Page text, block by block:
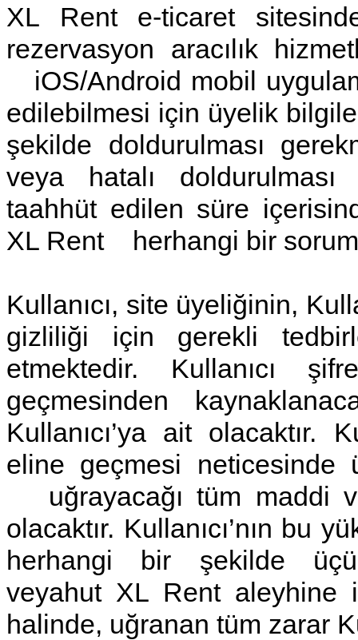
XL Rent e-ticaret
rezervasyon aracılık
iOS/Android mobil
edilebilmesi için üyelik
şekilde doldurulması
veya hatalı doldurulması
taahhüt edilen süre
XL Rent herhangi bir
Kullanıcı, site üyeliğinin,
gizliliği için gerekli
etmektedir. Kullanıcı
geçmesinden
Kullanıcı’ya ait olacaktır.
eline geçmesi neticesinde
uğrayacağı tüm maddi
olacaktır. Kullanıcı’nın bu
herhangi bir şekilde
veyahut XL Rent aleyhine
halinde, uğranan tüm zarar